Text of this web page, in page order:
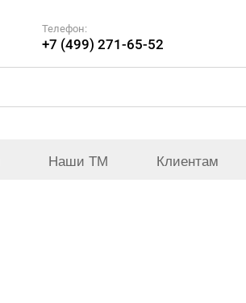
Телефон:
+7 (499) 271-65-52
Наши ТМ Клиентам